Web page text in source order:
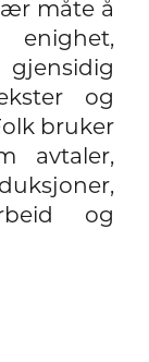
måte å
enighet,
og
bruker
avtaler,
og